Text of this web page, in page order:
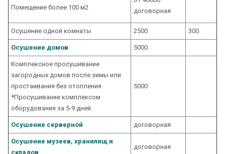
Помещение более 100 м2
договорная
Осушение одной комнаты 2500 300
Осушение домов 5000
Комплексное просушивание
загородных домов после зимы или
простаивания без отопления
*Просушивание комплексом
оборудования за 5-9 дней.
5000
Осушение серверной договорная
Осушение музеев, хранилищ и
складов
договорная